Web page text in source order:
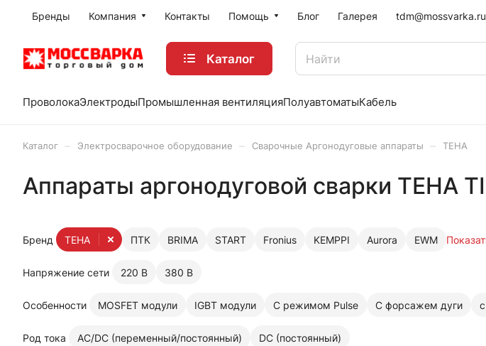
Бренды Компания Контакты Помощь Блог Галерея tdm@mossvarka.ru
Каталог
ПроволокаЭлектродыПромышленная вентиляцияПолуавтоматыКабель
Каталог Электросварочное оборудование Сварочные Аргонодуговые аппараты ТЕНА
Аппараты аргонодуговой сварки ТЕНА
Бренд ПТК BRIMA START Fronius KEMPPI Aurora EWM
ТЕНА
Напряжение сети 220 В 380 В
Особенности MOSFET модули IGBT модули С режимом Pulse С форсажем дуги
Род тока AC/DC (переменный/постоянный) DC (постоянный)